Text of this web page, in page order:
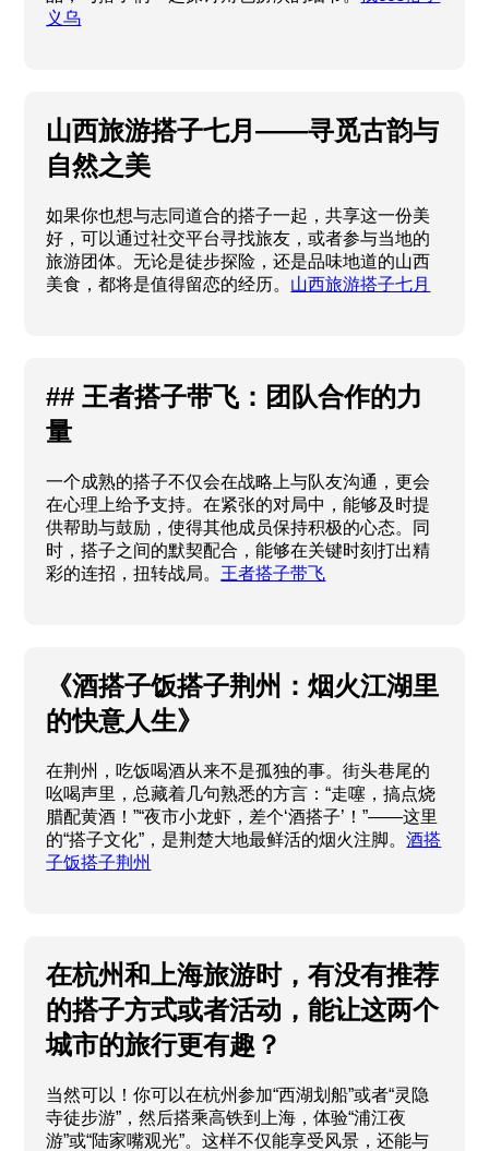
义乌
山西旅游搭子七月——寻觅古韵与
自然之美
如果你也想与志同道合的搭子一起，共享这一份美
好，可以通过社交平台寻找旅友，或者参与当地的
旅游团体。无论是徒步探险，还是品味地道的山西
美食，都将是值得留恋的经历。 山西旅游搭子七月
## 王者搭子带飞：团队合作的力
量
一个成熟的搭子不仅会在战略上与队友沟通，更会
在心理上给予支持。在紧张的对局中，能够及时提
供帮助与鼓励，使得其他成员保持积极的心态。同
时，搭子之间的默契配合，能够在关键时刻打出精
彩的连招，扭转战局。 王者搭子带飞
《酒搭子饭搭子荆州：烟火江湖里
的快意人生》
在荆州，吃饭喝酒从来不是孤独的事。街头巷尾的
吆喝声里，总藏着几句熟悉的方言：“走噻，搞点烧
腊配黄酒！”“夜市小龙虾，差个‘酒搭子’！”——这里
的“搭子文化”，是荆楚大地最鲜活的烟火注脚。酒搭
子饭搭子荆州
在杭州和上海旅游时，有没有推荐
的搭子方式或者活动，能让这两个
城市的旅行更有趣？
当然可以！你可以在杭州参加“西湖划船”或者“灵隐
寺徒步游”，然后搭乘高铁到上海，体验“浦江夜
游”或“陆家嘴观光”。这样不仅能享受风景，还能与